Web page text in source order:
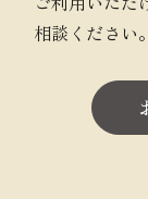
相談ください。